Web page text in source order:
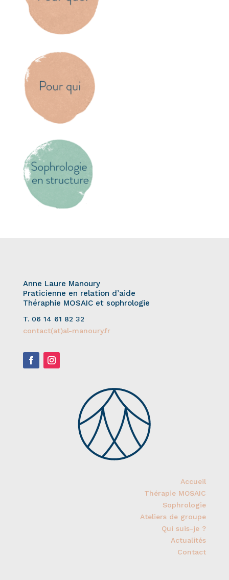
Anne Laure Manoury
Praticienne en relation d’aide
Théraphie MOSAIC et sophrologie
T. 06 14 61 82 32
contact(at)al-manoury.fr
Accueil
Thérapie MOSAIC
Sophrologie
Ateliers de groupe
Qui suis-je ?
Actualités
Contact